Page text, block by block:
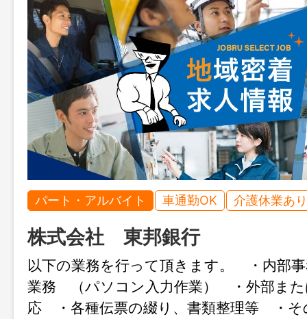
パート・アルバイト 車通勤OK 介護休業あり
株式会社 東邦銀行
以下の業務を行って頂きます。 ・内部
業務 （パソコン入力作業） ・外部また
応 ・各種伝票の綴り、書類整理等 ・そ